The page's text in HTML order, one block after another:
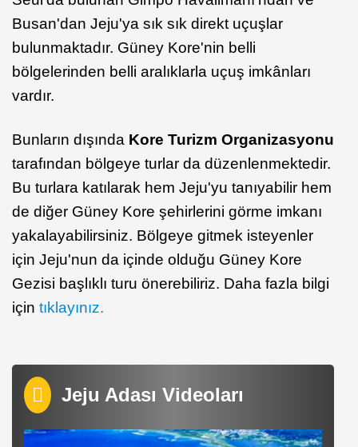
Busan'dan Jeju'ya sık sık direkt uçuşlar
bulunmaktadır. Güney Kore'nin belli
bölgelerinden belli aralıklarla uçuş imkânları
vardır.
Bunların dışında Kore Turizm Organizasyonu
tarafından bölgeye turlar da düzenlenmektedir.
Bu turlara katılarak hem Jeju'yu tanıyabilir hem
de diğer Güney Kore şehirlerini görme imkanı
yakalayabilirsiniz. Bölgeye gitmek isteyenler
için Jeju'nun da içinde olduğu Güney Kore
Gezisi başlıklı turu önerebiliriz. Daha fazla bilgi
için tıklayınız.
Jeju Adası Videoları